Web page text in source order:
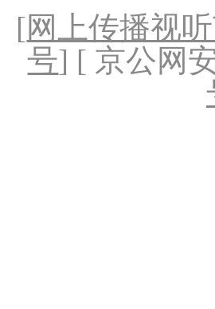
[网上传播视
号] [ 京公网